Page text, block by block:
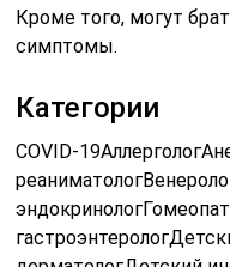
Кроме того, могут
симптомы.
Категории
COVID-